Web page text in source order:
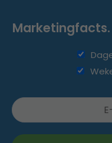
Marketingfacts.